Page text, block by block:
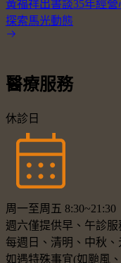
黃福祥出書談35年經
探索馬光動態
醫療服務
休診日
周一至周五 8:30~21:30
週六僅提供早、午診服
每週日、清明、中秋
如遇特殊事宜(如颱風